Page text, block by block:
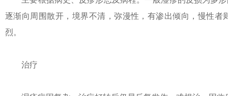
逐渐向周围散开，境界不清，弥漫性，有渗出倾向，慢性
烈。
治疗